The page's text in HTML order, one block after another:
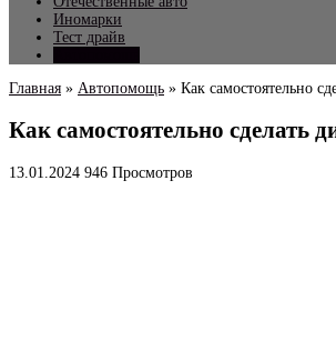
Иномарки
Тест драйв
Главная » Автопомощь » Как самостоятельно
Как самостоятельно сделать
13.01.2024 946 Просмотров